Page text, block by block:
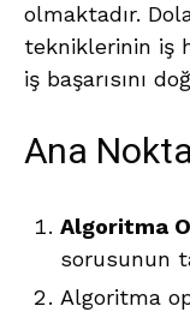
olmaktadır.
tekniklerinin iş
iş başarısını
Ana
Algoritma
sorusunun
Algoritma